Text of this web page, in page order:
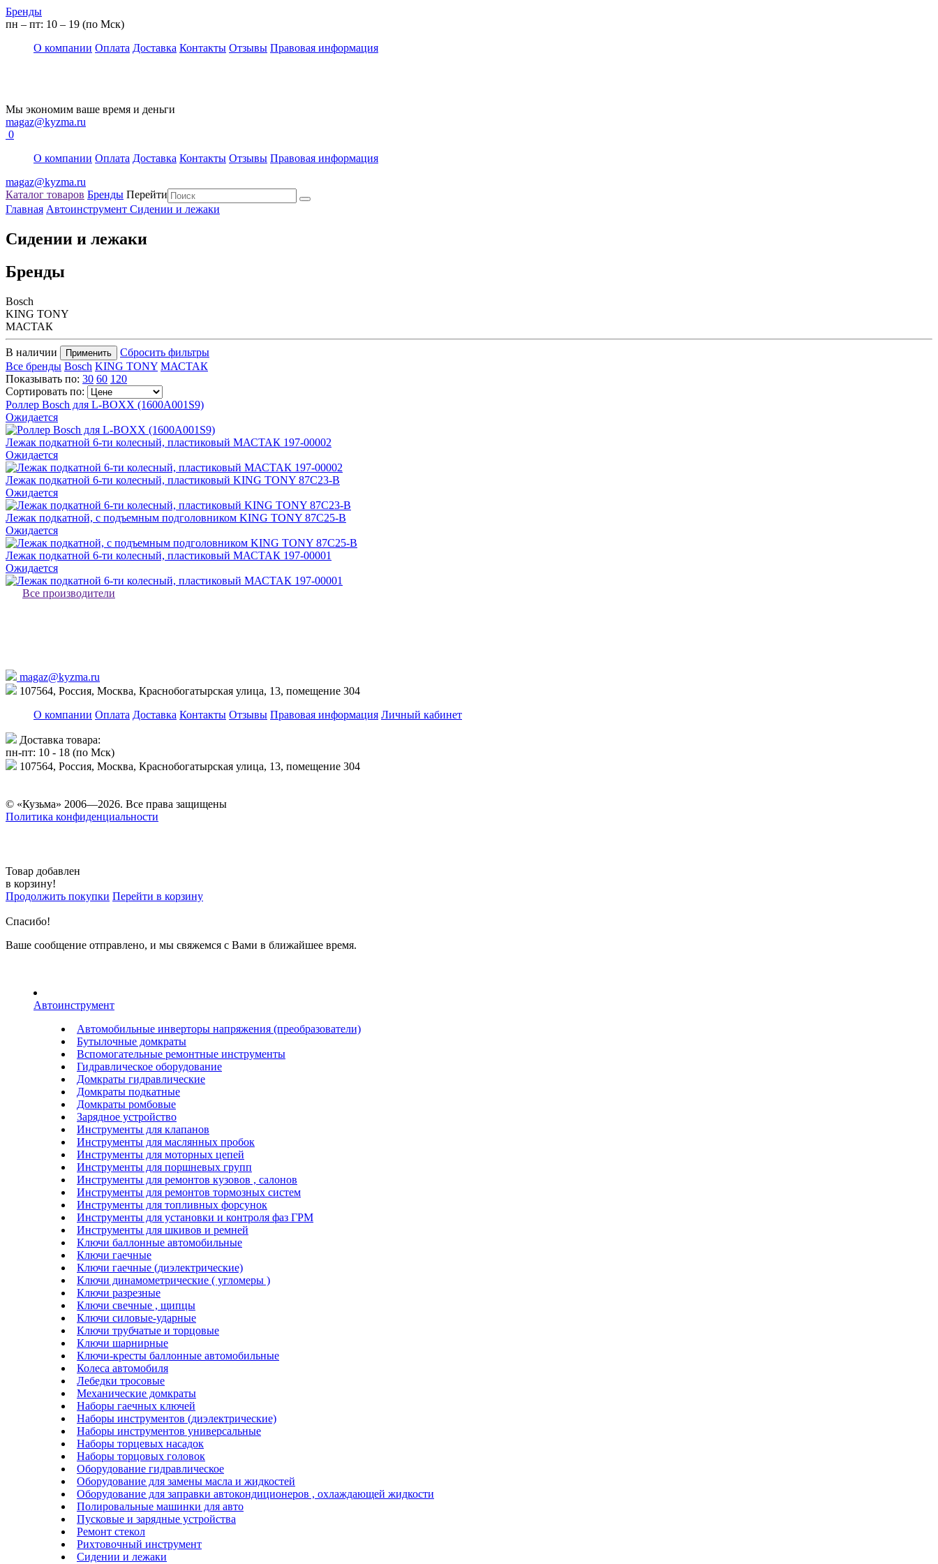
Бренды
пн – пт: 10 – 19 (по Мск)
О компании Оплата Доставка Контакты Отзывы Правовая информация
Мы экономим ваше время и деньги
magaz@kyzma.ru
0
О компании Оплата Доставка Контакты Отзывы Правовая информация
magaz@kyzma.ru
Каталог товаров Бренды Перейти
Главная Автоинструмент Сидении и лежаки
Сидении и лежаки
Бренды
Bosch
KING TONY
МАСТАК
В наличии Применить
Сбросить фильтры
Все бренды Bosch KING TONY МАСТАК
Показывать по: 30 60 120
Сортировать по:
Роллер Bosch для L-BOXX (1600A001S9)
Ожидается
Лежак подкатной 6-ти колесный, пластиковый МАСТАК 197-00002
Ожидается
Лежак подкатной 6-ти колесный, пластиковый KING TONY 87C23-B
Ожидается
Лежак подкатной, с подъемным подголовником KING TONY 87C25-B
Ожидается
Лежак подкатной 6-ти колесный, пластиковый МАСТАК 197-00001
Ожидается
Все производители
magaz@kyzma.ru
107564, Россия, Москва, Краснобогатырская улица, 13, помещение 304
О компании Оплата Доставка Контакты Отзывы Правовая информация Личный кабинет
Доставка товара:
пн-пт: 10 - 18 (по Мск)
107564, Россия, Москва, Краснобогатырская улица, 13, помещение 304
© «Кузьма» 2006—2026. Все права защищены
Политика конфиденциальности
Товар добавлен
в корзину!
Продолжить покупки Перейти в корзину
Спасибо!
Ваше сообщение отправлено, и мы свяжемся с Вами в ближайшее время.
Автоинструмент
Автомобильные инверторы напряжения (преобразователи)
Бутылочные домкраты
Вспомогательные ремонтные инструменты
Гидравлическое оборудование
Домкраты гидравлические
Домкраты подкатные
Домкраты ромбовые
Зарядное устройство
Инструменты для клапанов
Инструменты для маслянных пробок
Инструменты для моторных цепей
Инструменты для поршневых групп
Инструменты для ремонтов кузовов , салонов
Инструменты для ремонтов тормозных систем
Инструменты для топливных форсунок
Инструменты для установки и контроля фаз ГРМ
Инструменты для шкивов и ремней
Ключи баллонные автомобильные
Ключи гаечные
Ключи гаечные (диэлектрические)
Ключи динамометрические ( угломеры )
Ключи разрезные
Ключи свечные , щипцы
Ключи силовые-ударные
Ключи трубчатые и торцовые
Ключи шарнирные
Ключи-кресты баллонные автомобильные
Колеса автомобиля
Лебедки тросовые
Механические домкраты
Наборы гаечных ключей
Наборы инструментов (диэлектрические)
Наборы инструментов универсальные
Наборы торцевых насадок
Наборы торцовых головок
Оборудование гидравлическое
Оборудование для замены масла и жидкостей
Оборудование для заправки автокондиционеров , охлаждающей жидкости
Полировальные машинки для авто
Пусковые и зарядные устройства
Ремонт стекол
Рихтовочный инструмент
Сидении и лежаки